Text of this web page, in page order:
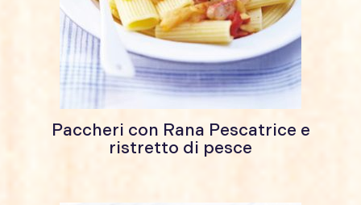
Paccheri con Rana Pescatrice e
ristretto di pesce